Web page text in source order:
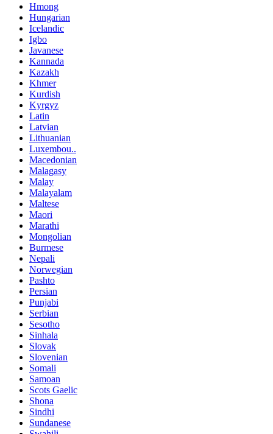
Hmong
Hungarian
Icelandic
Igbo
Javanese
Kannada
Kazakh
Khmer
Kurdish
Kyrgyz
Latin
Latvian
Lithuanian
Luxembou..
Macedonian
Malagasy
Malay
Malayalam
Maltese
Maori
Marathi
Mongolian
Burmese
Nepali
Norwegian
Pashto
Persian
Punjabi
Serbian
Sesotho
Sinhala
Slovak
Slovenian
Somali
Samoan
Scots Gaelic
Shona
Sindhi
Sundanese